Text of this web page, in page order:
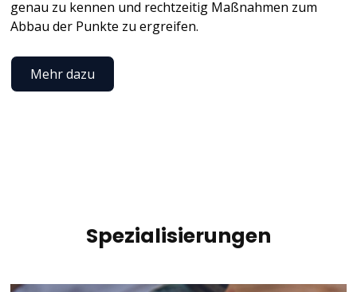
genau zu kennen und rechtzeitig Maßnahmen zum
Abbau der Punkte zu ergreifen.
Mehr dazu
Spezialisierungen